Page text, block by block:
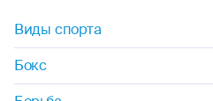
Виды спорта
Бокс